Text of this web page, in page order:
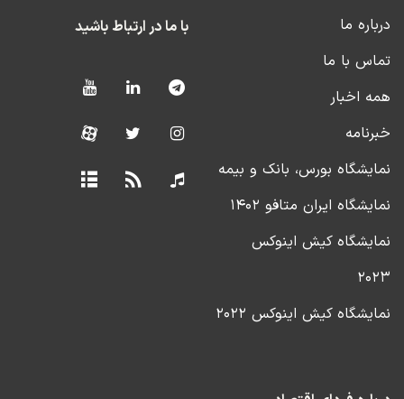
درباره ما
تماس با ما
همه اخبار
خبرنامه
نمایشگاه بورس، بانک و بیمه
نمایشگاه ایران متافو ۱۴۰۲
نمایشگاه کیش اینوکس
۲۰۲۳
نمایشگاه کیش اینوکس ۲۰۲۲
با ما در ارتباط باشید